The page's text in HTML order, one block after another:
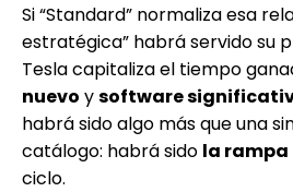
Si “Standard” normaliza esa
estratégica” habrá servido su
Tesla capitaliza el tiempo
nuevo ysoftware
habrá sido algo más que una
catálogo: habrá sido la rampa
ciclo.